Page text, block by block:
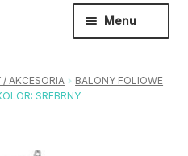
Menu
menu
/ AKCESORIA
BALONY FOLIOWE
SREBRNY